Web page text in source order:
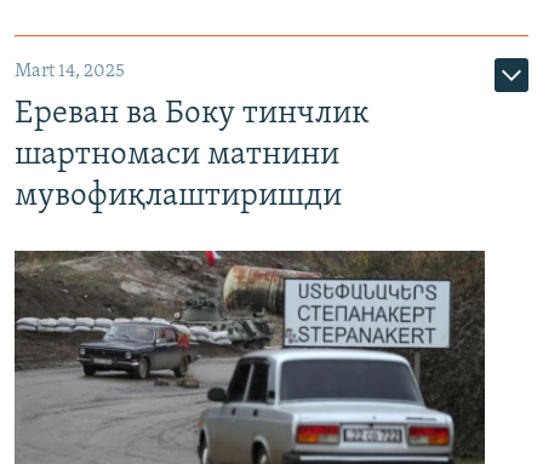
Mart 14, 2025
Ереван ва Боку тинчлик
шартномаси матнини
мувофиқлаштиришди